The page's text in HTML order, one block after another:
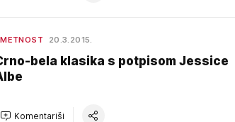
20.3.2015.
bela klasika s potpisom Jessice
Komentariši